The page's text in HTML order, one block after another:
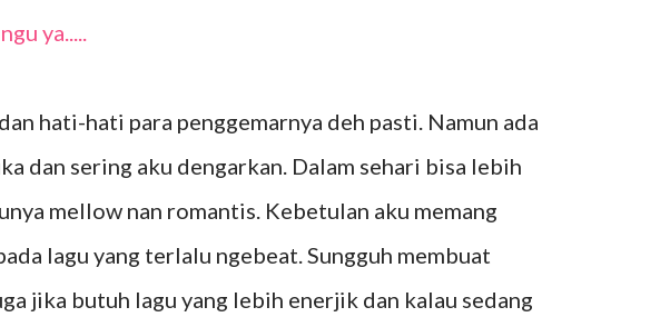
ya.....
hati-hati para penggemarnya deh pasti. Namun ada
dan sering aku dengarkan. Dalam sehari bisa lebih
mellow nan romantis. Kebetulan aku memang
lagu yang terlalu ngebeat. Sungguh membuat
jika butuh lagu yang lebih enerjik dan kalau sedang